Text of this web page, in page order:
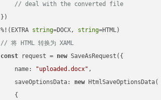
// deal with the converted file
})
%!(EXTRA string=DOCX, string
// 将 HTML 转换为 XAML
const request = new SaveAsRequest({
name: "uploaded.docx" ,
saveOptionsData: new HtmlSaveOptionsData(
    {